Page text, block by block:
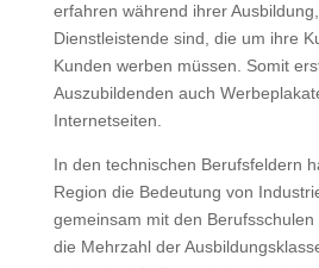
erfahren während ihrer
Dienstleistende sind, die um ihre
Kunden werben müssen. Somit
Auszubildenden auch
Internetseiten.
In den technischen Berufsfeldern
Region die Bedeutung von
gemeinsam mit den
die Mehrzahl der